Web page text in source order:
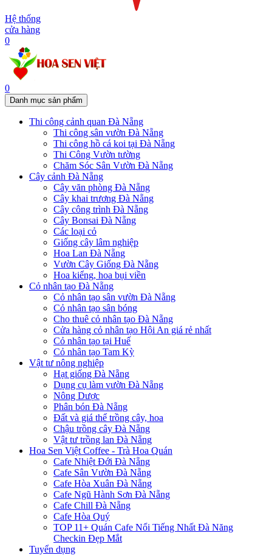
Hệ thống
cửa hàng
0
0
Danh mục sản phẩm
Thi công cảnh quan Đà Nẵng
Thi công sân vườn Đà Nẵng
Thi công hồ cá koi tại Đà Nẵng
Thi Công Vườn tường
Chăm Sóc Sân Vườn Đà Nẵng
Cây cảnh Đà Nẵng
Cây văn phòng Đà Nẵng
Cây khai trương Đà Nẵng
Cây công trình Đà Nẵng
Cây Bonsai Đà Nẵng
Các loại cỏ
Giống cây lâm nghiệp
Hoa Lan Đà Nẵng
Vườn Cây Giống Đà Nẵng
Hoa kiểng, hoa bụi viền
Cỏ nhân tạo Đà Nẵng
Cỏ nhân tạo sân vườn Đà Nẵng
Cỏ nhân tạo sân bóng
Cho thuê cỏ nhân tạo Đà Nẵng
Cửa hàng cỏ nhân tạo Hội An giá rẻ nhất
Cỏ nhân tạo tại Huế
Cỏ nhân tạo Tam Kỳ
Vật tư nông nghiệp
Hạt giống Đà Nẵng
Dụng cụ làm vườn Đà Nẵng
Nông Dược
Phân bón Đà Nẵng
Đất và giá thể trồng cây, hoa
Chậu trồng cây Đà Nẵng
Vật tư trồng lan Đà Nẵng
Hoa Sen Việt Coffee - Trà Hoa Quán
Cafe Nhiệt Đới Đà Nẵng
Cafe Sân Vườn Đà Nẵng
Cafe Hòa Xuân Đà Nẵng
Cafe Ngũ Hành Sơn Đà Nẵng
Cafe Chill Đà Nẵng
Cafe Hòa Quý
TOP 11+ Quán Cafe Nổi Tiếng Nhất Đà Năng
Checkin Đẹp Mắt
Tuyển dụng